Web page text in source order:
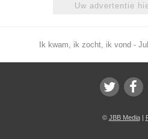
Uw advertentie
Ik kwam, ik zocht, ik vond -
© JBB Media|